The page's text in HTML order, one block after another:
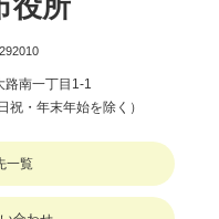
役所
路南一丁目1-1
祝・年末年始を除く）
一覧